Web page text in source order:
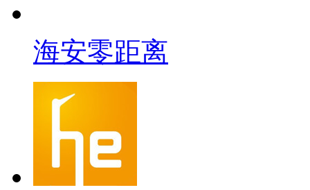
海安零距离